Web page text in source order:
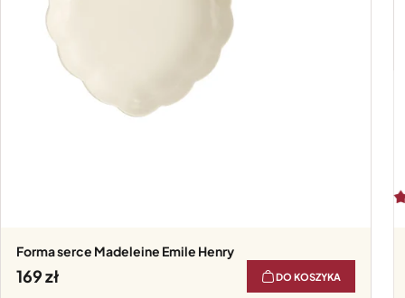
Forma serce Madeleine Emile Henry
169 DO KOSZYKA